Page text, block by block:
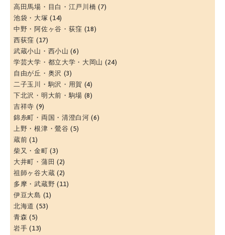
高田馬場・目白・江戸川橋 (7)
池袋・大塚 (14)
中野・阿佐ヶ谷・荻窪 (18)
西荻窪 (17)
武蔵小山・西小山 (6)
学芸大学・都立大学・大岡山 (24)
自由が丘・奥沢 (3)
二子玉川・駒沢・用賀 (4)
下北沢・明大前・駒場 (8)
吉祥寺 (9)
錦糸町・両国・清澄白河 (6)
上野・根津・鶯谷 (5)
蔵前 (1)
柴又・金町 (3)
大井町・蒲田 (2)
祖師ヶ谷大蔵 (2)
多摩・武蔵野 (11)
伊豆大島 (1)
北海道 (53)
青森 (5)
岩手 (13)